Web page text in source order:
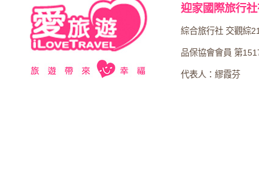
除非取得您的同意或其他法令之特別規定
在您於本網站註冊帳號、使用本網站相關
當客戶在本網站註冊時，我們會取得您的
服務後，我們即取得您的資料。註冊時，
項記錄和您對應。請您注意，在本網站網
網站有其個別的私權保護政策，其資料處
迎家國際旅行
綜合旅行社 交觀綜
品保協會會員 第
代表人：繆霞芬